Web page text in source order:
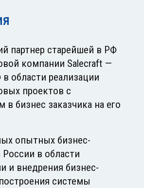
партнер старейшей в РФ
компании Salecraft —
области реализации
проектов с
в бизнес заказчика на его
опытных бизнес-
России в области
и внедрения бизнес-
системы